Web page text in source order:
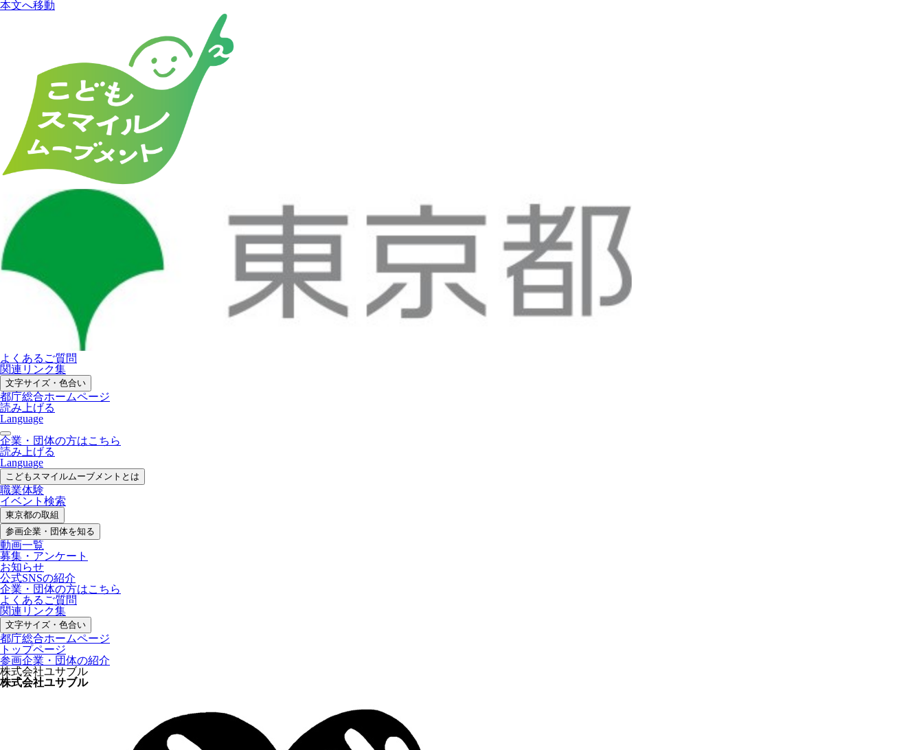
本文へ移動
よくあるご質問
関連リンク集
文字サイズ・色合い
都庁総合ホームページ
読み上げる
Language
企業・団体の方はこちら
読み上げる
Language
こどもスマイルムーブメントとは
職業体験
イベント検索
東京都の取組
参画企業・ 団体を知る
動画一覧
募集・ アンケート
お知らせ
公式SNSの紹介
企業・団体の方はこちら
よくあるご質問
関連リンク集
文字サイズ・色合い
都庁総合ホームページ
トップページ
参画企業・団体の紹介
株式会社ユサブル
株式会社ユサブル